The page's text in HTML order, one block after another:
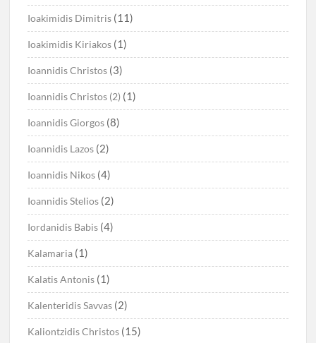
Ioakimidis Dimitris (11)
Ioakimidis Kiriakos (1)
Ioannidis Christos (3)
Ioannidis Christos (2) (1)
Ioannidis Giorgos (8)
Ioannidis Lazos (2)
Ioannidis Nikos (4)
Ioannidis Stelios (2)
Iordanidis Babis (4)
Kalamaria (1)
Kalatis Antonis (1)
Kalenteridis Savvas (2)
Kaliontzidis Christos (15)